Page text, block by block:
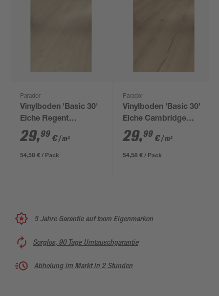
Parador
Vinylboden 'Basic 30'
Eiche Regent
gebürstet hellbraun
9,4 mm
29,99 €/ m²
54,58 € / Pack
Parador
Vinylboden 'Basic 30'
Eiche Cambridge
natur gebürstet
hellbraun 9,4 mm
29,99 €/ m²
54,58 € / Pack
5 Jahre Garantie auf toom Eigenmarken
Sorglos, 90 Tage Umtauschgarantie
Abholung im Markt in 2 Stunden